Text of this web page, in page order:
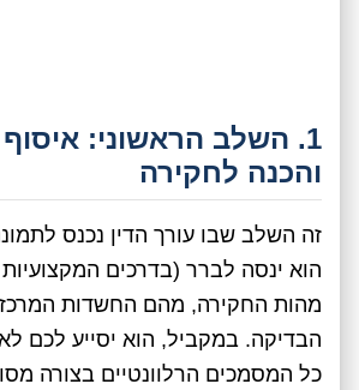
1. השלב הראשוני:
והכנה לחקירה
זה השלב שבו עורך הדין נכנס
הוא ינסה לברר (בדרכים
מהות החקירה, מהם החשדות
הבדיקה. במקביל, הוא יסייע לכם
כל המסמכים הרלוונטיים בצורה